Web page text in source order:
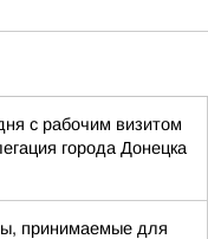
с рабочим визитом
города Донецка
принимаемые для